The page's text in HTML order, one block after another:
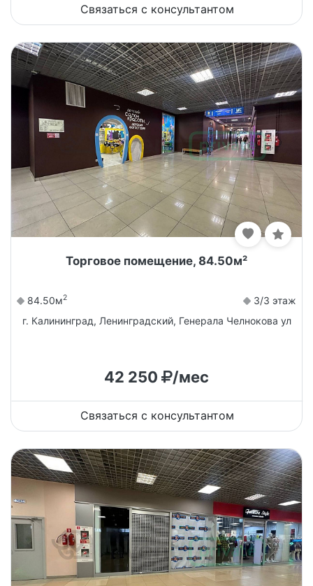
Связаться с консультантом
Торговое помещение, 84.50м²
84.50м2
3/3 этаж
г. Калининград, Ленинградский, Генерала Челнокова ул
42 250 /мес
Связаться с консультантом